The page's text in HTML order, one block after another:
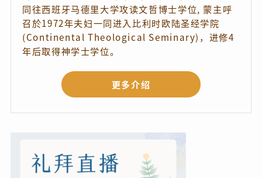
同往西班牙马德里大学攻读文哲博士学位, 蒙主呼
召於1972年夫妇一同进入比利时欧陆圣经学院
(Continental Theological Seminary)，进修4
年后取得神学士学位。
更多介绍